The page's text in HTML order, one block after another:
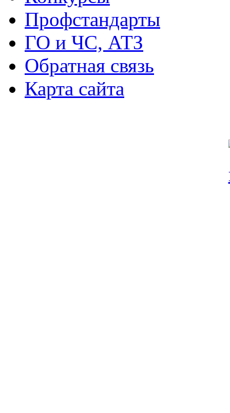
Профстандарты
ГО и ЧС, АТЗ
Обратная связь
Карта сайта